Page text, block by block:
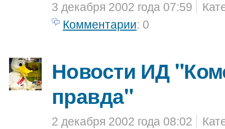
3 декабря 2002 года 07:59
Комментарии: 0
Новости ИД
правда"
2 декабря 2002 года 08:02